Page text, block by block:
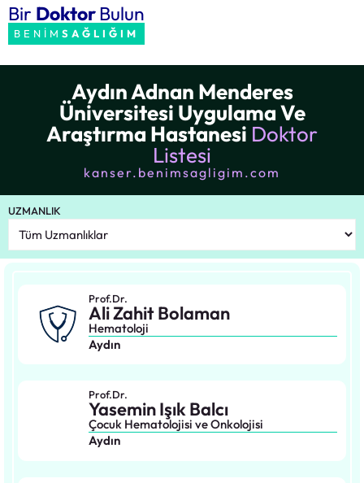
Bir DoktorBulun
BENİM SAĞLIĞIM
Aydın Adnan Menderes
Üniversitesi Uygulama Ve
Araştırma Hastanesi Doktor
Listesi
kanser.benimsagligim.com
UZMANLIK
Prof.Dr.
Ali Zahit Bolaman
Hematoloji
Aydın
Prof.Dr.
Yasemin Işık Balcı
Çocuk Hematolojisi ve Onkolojisi
Aydın